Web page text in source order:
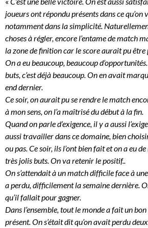
joueurs ont répondu présents dans ce
notamment dans la simplicité.
choses à régler, encore l’entame de match
la zone de finition car le score aurait pu être
On a eu beaucoup, beaucoup
buts, c’est déjà beaucoup. On en avait
end dernier.
Ce soir, on aurait pu se rendre le match
à mon sens, on l’a maîtrisé du début à la fin.
Quand on parle d’exigence, il y a aussi
aussi travailler dans ce domaine, bien
ou pas. Ce soir, ils l’ont bien fait et on a eu
très jolis buts. On va retenir le positif..
On s’attendait à un match difficile face à
a perdu, difficilement la semaine dernière.
qu’il fallait pour gagner.
Dans l’ensemble, tout le monde a fait un
présent. On s’était dit qu’on avait perdu